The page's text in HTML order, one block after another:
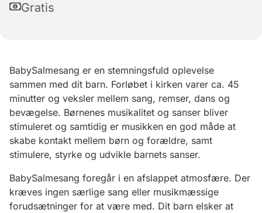
Gratis
BabySalmesang er en stemningsfuld oplevelse
sammen med dit barn. Forløbet i kirken varer ca. 45
minutter og veksler mellem sang, remser, dans og
bevægelse. Børnenes musikalitet og sanser bliver
stimuleret og samtidig er musikken en god måde at
skabe kontakt mellem børn og forældre, samt
stimulere, styrke og udvikle barnets sanser.
BabySalmesang foregår i en afslappet atmosfære. Der
kræves ingen særlige sang eller musikmæssige
forudsætninger for at være med. Dit barn elsker at